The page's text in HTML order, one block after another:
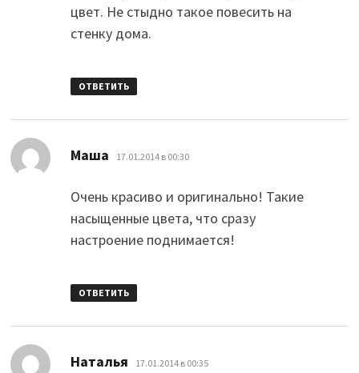
цвет. Не стыдно такое повесить на
стенку дома.
ОТВЕТИТЬ
Маша 17.01.2014 в 00:30
Очень красиво и оригинально! Такие
насыщенные цвета, что сразу
настроение поднимается!
ОТВЕТИТЬ
Наталья 17.01.2014 в 00:35